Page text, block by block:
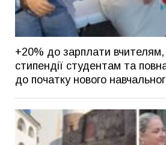
+20% до зарплати вчителям,
стипендії студентам та
до початку нового